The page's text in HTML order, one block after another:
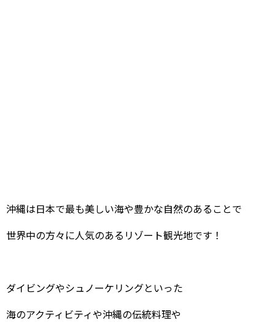
沖縄は日本で最も美しい海や豊かな自然のあることで
世界中の方々に人気のあるリゾート観光地です！
ダイビングやシュノーケリングといった
海のアクティビティや沖縄の伝統料理や